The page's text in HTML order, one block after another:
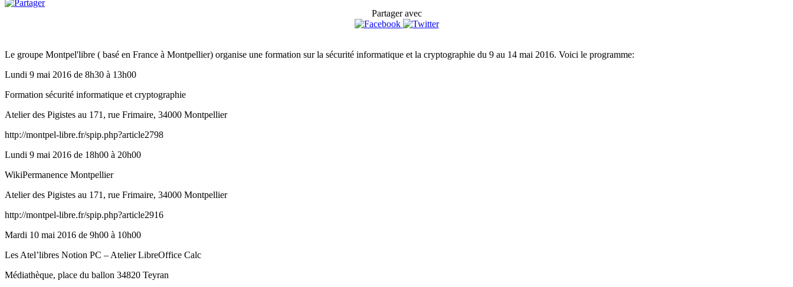
Partager avec
Le groupe Montpel'libre ( basé en France à Montpellier) organise une formation sur la sécurité informatique et la cryptographie du 9 au 14 mai 2016. Voici le programme:
Lundi 9 mai 2016 de 8h30 à 13h00
Formation sécurité informatique et cryptographie
Atelier des Pigistes au 171, rue Frimaire, 34000 Montpellier
http://montpel-libre.fr/spip.php?article2798
Lundi 9 mai 2016 de 18h00 à 20h00
WikiPermanence Montpellier
Atelier des Pigistes au 171, rue Frimaire, 34000 Montpellier
http://montpel-libre.fr/spip.php?article2916
Mardi 10 mai 2016 de 9h00 à 10h00
Les Atel’libres Notion PC – Atelier LibreOffice Calc
Médiathèque, place du ballon 34820 Teyran